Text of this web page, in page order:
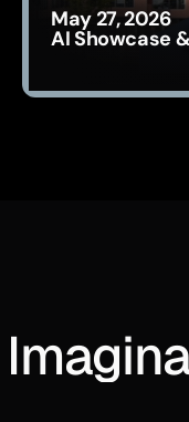
May 27, 2026
AI Showcase